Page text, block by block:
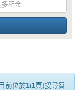
前位於1/1頁)搜尋費